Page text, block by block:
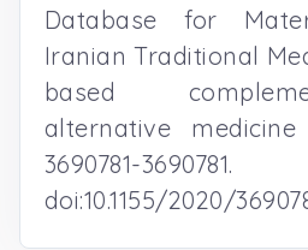
Database for
Iranian Traditional
based
alternative
3690781-3690781.
doi:10.1155/2020/